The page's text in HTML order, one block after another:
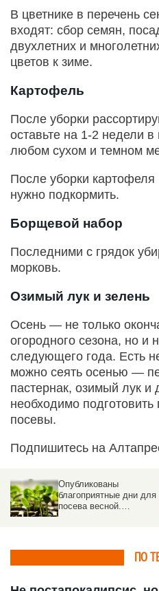
В цветнике в перечень
входят: сбор семян,
двухлетних и
цветов к зиме.
Картофель
После уборки
оставьте на 1-2 недели
любом сухом и темном
После уборки
нужно подкормить.
Борщевой набор
Последними с грядок
морковь.
Озимый лук и зелень
Осень — не только
огородного сезона, но и
следующего года. Есть
можно сеять осенью —
пастернак, озимый лук и
необходимо подготовить
посевы.
Подпишитесь на
Опубликованы
благоприятные дни для
посева весной.
ПО